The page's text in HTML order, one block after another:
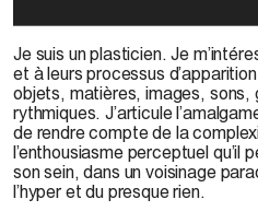
Je suis un plasticien. Je
et à leurs processus
objets, matières, images,
rythmiques. J’articule
de rendre compte de la
l’enthousiasme perceptuel qu’il
son sein, dans un voisinage
l’hyper et du presque rien.